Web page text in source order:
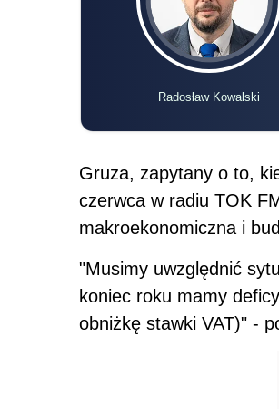
Radosław Kowalski
Gruza, zapytany o to,
czerwca w radiu TOK
makroekonomiczna i
"Musimy uwzględnić
koniec roku mamy
obniżkę stawki VAT)" -